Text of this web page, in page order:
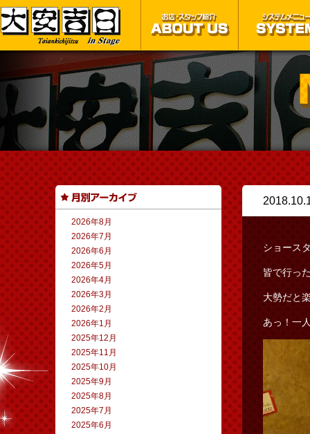
ショース
皆で行っ
大勢だと
あっ！一
2026年8月
2026年7月
2026年6月
2026年5月
2026年4月
2026年3月
2026年2月
2026年1月
2025年12月
2025年11月
2025年10月
2025年9月
2025年8月
2025年7月
2025年6月